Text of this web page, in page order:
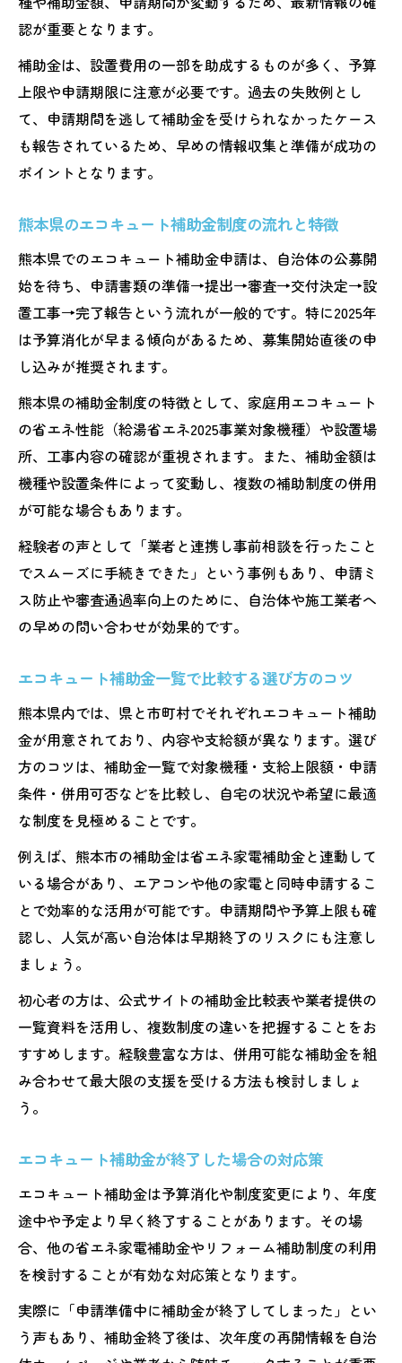
イント
ンス分析
2025年、熊本県で省エネ給湯器を導入するなら
エコキュート導入と補助金を組み合わせた
省エネ術
法
エコキュート選びで重視したい2025年のポ
イント
エコキュート導入で省エネ家電補助金を最
大限活用
エコキュートの設置条件と補助金受給のコ
ツ
補助金申請で失敗しないエコキュート選びの極
意
エコキュート補助金対象機種の選定ポイン
ト
補助金対応エコキュートの性能と選び方の
違い
エコキュート補助金の条件を満たすための
注意点
関係
補助金申請前に知りたいエコキュートの比
較基準
効率的にエコキュート補助金を受けるためのポ
イント
エコキュート補助金申請手続きの流れと時
期
エコキュート補助金申請に必要な準備とは
エコキュート補助金申請後の流れと注意事
項
ツ
エコキュート補助金の予算上限と早期申請
の重要性
2025年注目の熊本県省エネ補助制度を活用しよ
エコキュート補助金と省エネ家電補助の違
い解説
エコキュート補助金と併用可能な支援制度
一覧
給湯省エネ2025事業のポイントを徹底解説
現
エコキュート補助金の最新支給状況をチェ
認が重要となります。
補助金は、設置費用の一部を助成するものが多く、予算
上限や申請期限に注意が必要です。過去の失敗例とし
て、申請期間を逃して補助金を受けられなかったケース
も報告されているため、早めの情報収集と準備が成功の
ポイントとなります。
熊本県のエコキュート補助金制度の流れと特徴
熊本県でのエコキュート補助金申請は、自治体の公募開
始を待ち、申請書類の準備→提出→審査→交付決定→設
置工事→完了報告という流れが一般的です。特に2025年
は予算消化が早まる傾向があるため、募集開始直後の申
し込みが推奨されます。
熊本県の補助金制度の特徴として、家庭用エコキュート
の省エネ性能（給湯省エネ2025事業対象機種）や設置場
所、工事内容の確認が重視されます。また、補助金額は
機種や設置条件によって変動し、複数の補助制度の併用
が可能な場合もあります。
経験者の声として「業者と連携し事前相談を行ったこと
でスムーズに手続きできた」という事例もあり、申請ミ
ス防止や審査通過率向上のために、自治体や施工業者へ
の早めの問い合わせが効果的です。
エコキュート補助金一覧で比較する選び方のコツ
熊本県内では、県と市町村でそれぞれエコキュート補助
金が用意されており、内容や支給額が異なります。選び
方のコツは、補助金一覧で対象機種・支給上限額・申請
条件・併用可否などを比較し、自宅の状況や希望に最適
な制度を見極めることです。
例えば、熊本市の補助金は省エネ家電補助金と連動して
いる場合があり、エアコンや他の家電と同時申請するこ
とで効率的な活用が可能です。申請期間や予算上限も確
認し、人気が高い自治体は早期終了のリスクにも注意し
ましょう。
初心者の方は、公式サイトの補助金比較表や業者提供の
一覧資料を活用し、複数制度の違いを把握することをお
すすめします。経験豊富な方は、併用可能な補助金を組
み合わせて最大限の支援を受ける方法も検討しましょ
う。
エコキュート補助金が終了した場合の対応策
エコキュート補助金は予算消化や制度変更により、年度
途中や予定より早く終了することがあります。その場
合、他の省エネ家電補助金やリフォーム補助制度の利用
を検討することが有効な対応策となります。
実際に「申請準備中に補助金が終了してしまった」とい
う声もあり、補助金終了後は、次年度の再開情報を自治